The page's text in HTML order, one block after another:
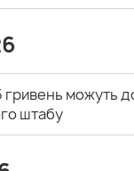
гривень можуть
штабу